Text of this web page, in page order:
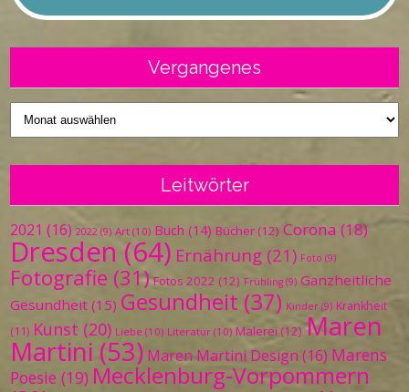
Vergangenes
Vergangenes
Leitwörter
2021 (16) 2022 (9) Art (10) Buch (14) Bücher (12) Corona (18)
Dresden (64) Ernährung (21) Foto (9)
Fotografie (31) Fotos 2022 (12) Frühling (9) Ganzheitliche
Gesundheit (15) Gesundheit (37) Kinder (9) Krankheit
(11) Kunst (20) Liebe (10) Literatur (10) Malerei (12) Maren
Martini (53) Maren Martini Design (16) Marens
Poesie (19) Mecklenburg-Vorpommern